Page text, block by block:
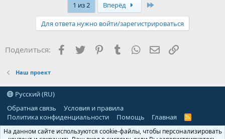
1 из 2 Вперёд
Для ответа нужно войти/зарегистрироваться
Поделиться: Facebook
Twitter PinterestTumblr WhatsAppЭлектронная
Наш проект
Русский (RU)
Обратная связь
Условия и правила
Политика конфиденциальности
Помощь Главная
R
S
На данном сайте используются cookie-файлы, чтобы персонализировать